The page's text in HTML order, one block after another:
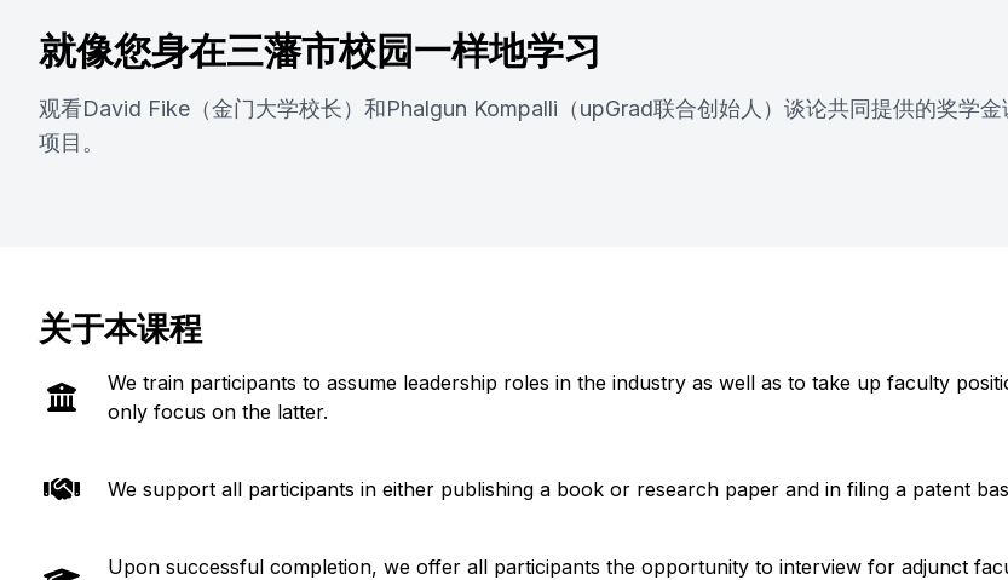
就像您身在三藩市校园一样地学习
观看David Fike（金门大学校长）和Phalgun Kompalli（upGrad联合创始人）谈论共同提供的奖学金
项目。
关于本课程
We train participants to assume leadership roles in the industry as well as to take up faculty
only focus on the latter.
We support all participants in either publishing a book or research paper and in filing a patent
Upon successful completion, we offer all participants the opportunity to interview for adjunct